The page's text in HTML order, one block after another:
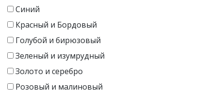
Синий
Красный и Бордовый
Голубой и бирюзовый
Зеленый и изумрудный
Золото и серебро
Розовый и малиновый